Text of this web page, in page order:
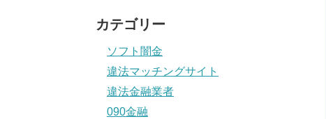
カテゴリー
ソフト闇金
違法マッチングサイト
違法金融業者
090金融